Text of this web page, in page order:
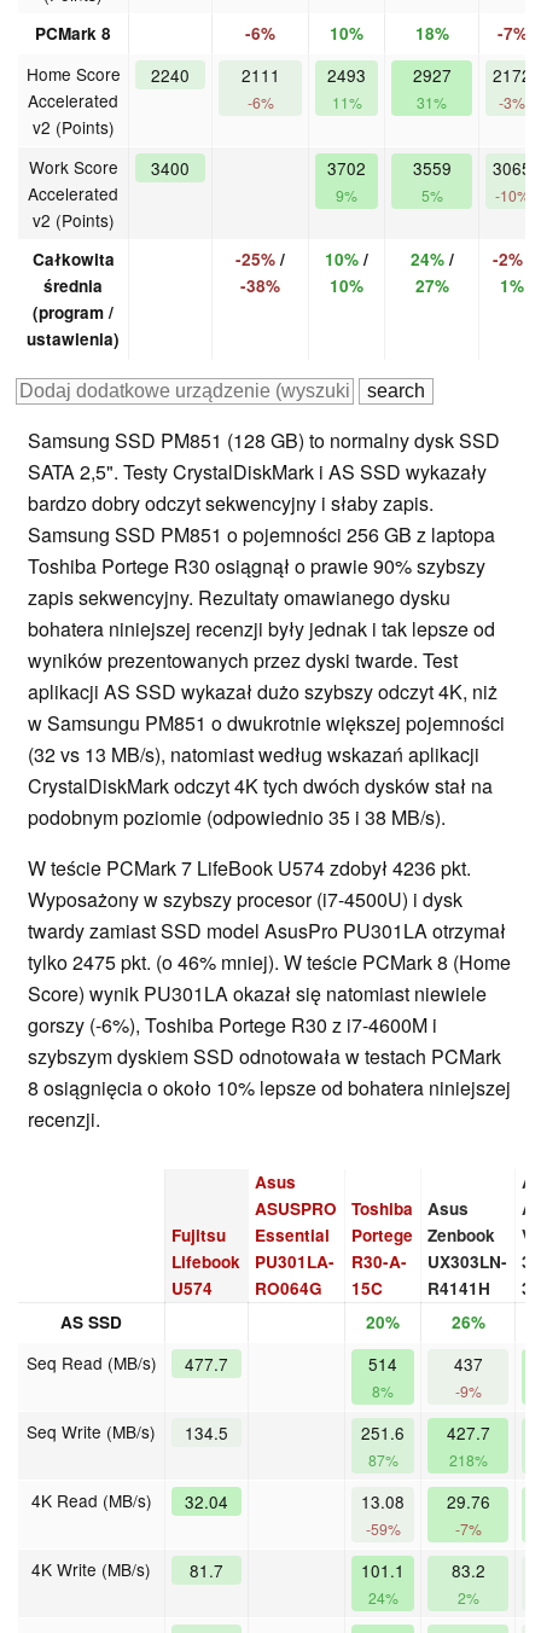
PCMark 8 -6% 10% 18% -7%
Home Score
Accelerated
v2 (Points)
2240 2111
-6%
2493
11%
2927
31%
2172
-3%
Work Score
Accelerated
v2 (Points)
3400 3702
9%
3559
5%
3065
-10%
Całkowita
średnia
(program /
ustawienia)
-25% /
-38%
10% /
10%
24%/
27%
-2%/
1%
Samsung SSD PM851 (128 GB) to normalny dysk SSD
SATA 2,5". Testy CrystalDiskMark i AS SSD wykazały
bardzo dobry odczyt sekwencyjny i słaby zapis.
Samsung SSD PM851 o pojemności 256 GB z laptopa
Toshiba Portege R30 osiągnął o prawie 90% szybszy
zapis sekwencyjny. Rezultaty omawianego dysku
bohatera niniejszej recenzji były jednak i tak lepsze od
wyników prezentowanych przez dyski twarde. Test
aplikacji AS SSD wykazał dużo szybszy odczyt 4K, niż
w Samsungu PM851 o dwukrotnie większej pojemności
(32 vs 13 MB/s), natomiast według wskazań aplikacji
CrystalDiskMark odczyt 4K tych dwóch dysków stał na
podobnym poziomie (odpowiednio 35 i 38 MB/s).
W teście PCMark 7 LifeBook U574 zdobył 4236 pkt.
Wyposażony w szybszy procesor (i7-4500U) i dysk
twardy zamiast SSD model AsusPro PU301LA otrzymał
tylko 2475 pkt. (o 46% mniej). W teście PCMark 8 (Home
Score) wynik PU301LA okazał się natomiast niewiele
gorszy (-6%), Toshiba Portege R30 z i7-4600M i
szybszym dyskiem SSD odnotowała w testach PCMark
8 osiągnięcia o około 10% lepsze od bohatera niniejszej
recenzji.
Fujitsu
Lifebook
U574
Asus
ASUSPRO
Essential
PU301LA-
RO064G
Toshiba
Portege
R30-A-
15C
Asus
Zenbook
UX303LN-
R4141H
AS SSD
20% 26%
Seq Read (MB/s) 477.7 514
8%
437
-9%
Seq Write (MB/s) 134.5 251.6
87%
427.7
218%
4K Read (MB/s) 32.04 13.08
-59%
29.76
-7%
4K Write (MB/s) 81.7 101.1
24%
83.2
2%